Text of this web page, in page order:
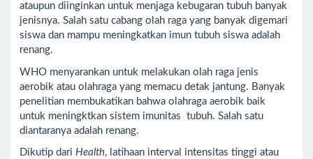
ataupun diinginkan untuk menjaga kebugaran tubuh banyak
jenisnya. Salah satu cabang olah raga yang banyak digemari
siswa dan mampu meningkatkan imun tubuh siswa adalah
renang.
WHO menyarankan untuk melakukan olah raga jenis
aerobik atau olahraga yang memacu detak jantung. Banyak
penelitian membukatikan bahwa olahraga aerobik baik
untuk meningktkan sistem imunitas tubuh. Salah satu
diantaranya adalah renang.
Dikutip dari Health, latihaan interval intensitas tinggi atau